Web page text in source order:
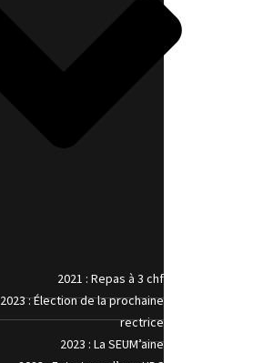
2021 : Repas à 3 chf
2023 : Élection de la prochaine
rectrice
2023 : La SEUM’aine